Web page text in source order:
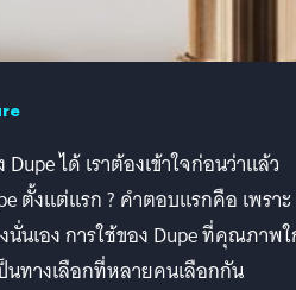
ได้ เราต้องเข้าใจก่อนว่าแล้ว
ตั้งแต่แรก ? คำตอบแรกคือ เพราะ
นเอง การใช้ของ Dupe ที่คุณภาพ
นทางเลือกที่หลายคนเลือกกัน